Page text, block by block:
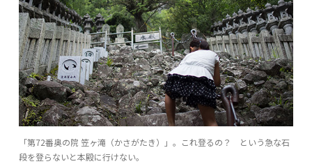
「第72番奥の院 笠ヶ滝（かさがたき）」。これ登るの？ という急な石
段を登らないと本殿に行けない。